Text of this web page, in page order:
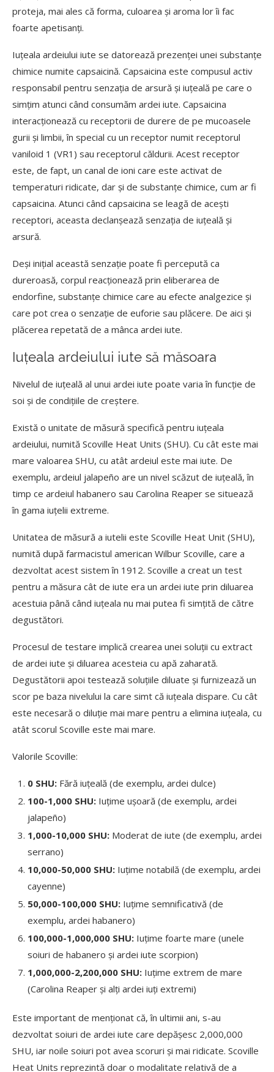
proteja, mai ales că forma, culoarea și aroma lor îi fac
foarte apetisanți.
Iuțeala ardeiului iute se datorează prezenței unei substanțe
chimice numite capsaicină. Capsaicina este compusul activ
responsabil pentru senzația de arsură și iuțeală pe care o
simțim atunci când consumăm ardei iute. Capsaicina
interacționează cu receptorii de durere de pe mucoasele
gurii și limbii, în special cu un receptor numit receptorul
vaniloid 1 (VR1) sau receptorul căldurii. Acest receptor
este, de fapt, un canal de ioni care este activat de
temperaturi ridicate, dar și de substanțe chimice, cum ar fi
capsaicina. Atunci când capsaicina se leagă de acești
receptori, aceasta declanșează senzația de iuțeală și
arsură.
Deși inițial această senzație poate fi percepută ca
dureroasă, corpul reacționează prin eliberarea de
endorfine, substanțe chimice care au efecte analgezice și
care pot crea o senzație de euforie sau plăcere. De aici și
plăcerea repetată de a mânca ardei iute.
Iuțeala ardeiului iute să măsoara
Nivelul de iuțeală al unui ardei iute poate varia în funcție de
soi și de condițiile de creștere.
Există o unitate de măsură specifică pentru iuțeala
ardeiului, numită Scoville Heat Units (SHU). Cu cât este mai
mare valoarea SHU, cu atât ardeiul este mai iute. De
exemplu, ardeiul jalapeño are un nivel scăzut de iuțeală, în
timp ce ardeiul habanero sau Carolina Reaper se situează
în gama iuțelii extreme.
Unitatea de măsură a iutelii este Scoville Heat Unit (SHU),
numită după farmacistul american Wilbur Scoville, care a
dezvoltat acest sistem în 1912. Scoville a creat un test
pentru a măsura cât de iute era un ardei iute prin diluarea
acestuia până când iuțeala nu mai putea fi simțită de către
degustători.
Procesul de testare implică crearea unei soluții cu extract
de ardei iute și diluarea acesteia cu apă zaharată.
Degustătorii apoi testează soluțiile diluate și furnizează un
scor pe baza nivelului la care simt că iuțeala dispare. Cu cât
este necesară o diluție mai mare pentru a elimina iuțeala, cu
atât scorul Scoville este mai mare.
Valorile Scoville:
0 SHU: Fără iuțeală (de exemplu, ardei dulce)
100-1,000 SHU: Iuțime ușoară (de exemplu, ardei
jalapeño)
1,000-10,000 SHU: Moderat de iute (de exemplu, ardei
serrano)
10,000-50,000 SHU: Iuțime notabilă (de exemplu, ardei
cayenne)
50,000-100,000 SHU: Iuțime semnificativă (de
exemplu, ardei habanero)
100,000-1,000,000 SHU: Iuțime foarte mare (unele
soiuri de habanero și ardei iute scorpion)
1,000,000-2,200,000 SHU: Iuțime extrem de mare
(Carolina Reaper și alți ardei iuți extremi)
Este important de menționat că, în ultimii ani, s-au
dezvoltat soiuri de ardei iute care depășesc 2,000,000
SHU, iar noile soiuri pot avea scoruri și mai ridicate. Scoville
Heat Units reprezintă doar o modalitate relativă de a